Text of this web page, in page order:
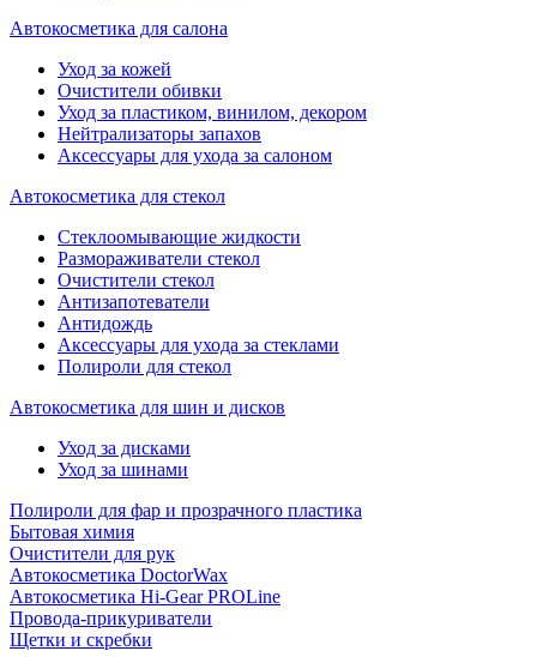
Автокосметика для салона
Уход за кожей
Очистители обивки
Уход за пластиком, винилом, декором
Нейтрализаторы запахов
Аксессуары для ухода за салоном
Автокосметика для стекол
Стеклоомывающие жидкости
Размораживатели стекол
Очистители стекол
Антизапотеватели
Антидождь
Аксессуары для ухода за стеклами
Полироли для стекол
Автокосметика для шин и дисков
Уход за дисками
Уход за шинами
Полироли для фар и прозрачного пластика
Бытовая химия
Очистители для рук
Автокосметика DoctorWax
Автокосметика Hi-Gear PROLine
Провода-прикуриватели
Щетки и скребки